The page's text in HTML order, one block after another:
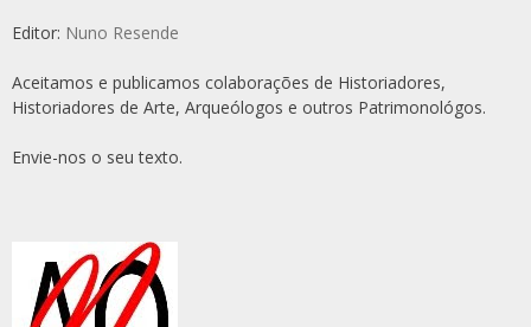
Editor: Nuno Resende
Aceitamos e publicamos colaborações de Historiadores,
Historiadores de Arte, Arqueólogos e outros Patrimonológos.
Envie-nos o seu texto.